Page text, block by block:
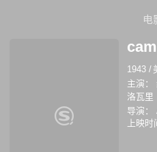
电
1943 /
主演：
洛瓦里
肯尼迪
导演：
上映时